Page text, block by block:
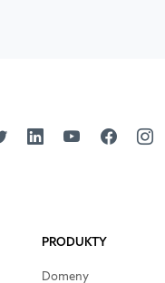
PRODUKTY
Domeny